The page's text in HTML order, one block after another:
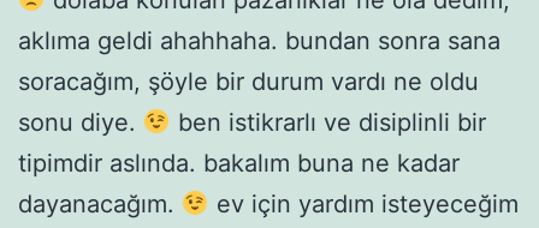
aklıma geldi ahahhaha. bundan sonra sana
soracağım, şöyle bir durum vardı ne oldu
sonu diye.
ben istikrarlı ve disiplinli bir
tipimdir aslında. bakalım buna ne kadar
dayanacağım.
ev için yardım isteyeceğim